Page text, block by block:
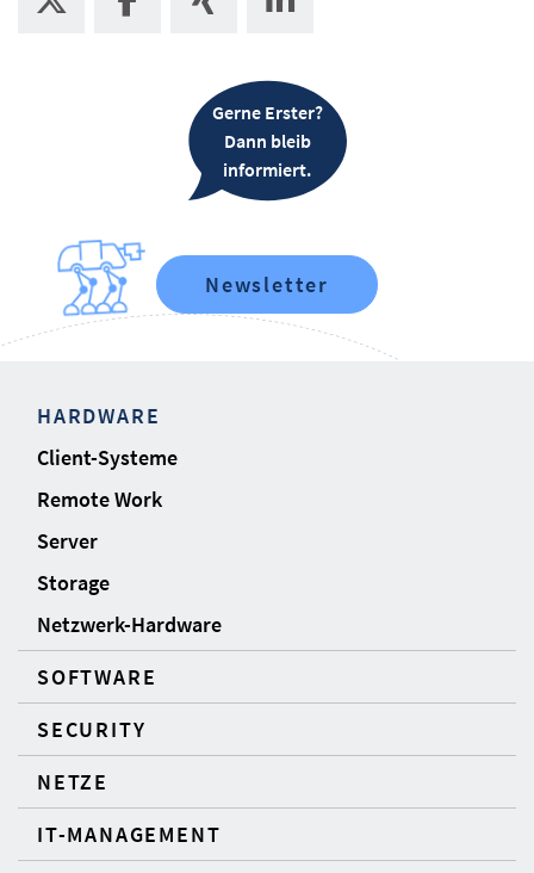
Gerne Erster?
Dann bleib
informiert.
Newsletter
HARDWARE
Client-Systeme
Remote Work
Server
Storage
Netzwerk-Hardware
SOFTWARE
SECURITY
NETZE
IT-MANAGEMENT